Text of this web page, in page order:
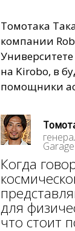
Томотака
компании
на Kirobo, в
помощники
Garage
Когда
для
что стоит